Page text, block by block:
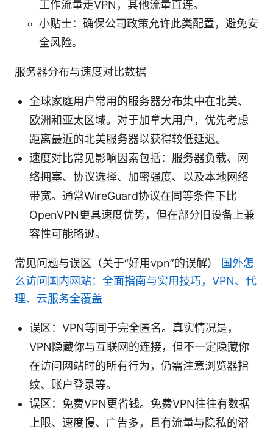
工作流量走VPN，其他流量直连。
小贴士：确保公司政策允许此类配置，避免安
全风险。
服务器分布与速度对比数据
全球家庭用户常用的服务器分布集中在北美、
欧洲和亚太区域。对于加拿大用户，优先考虑
距离最近的北美服务器以获得较低延迟。
速度对比常见影响因素包括：服务器负载、网
络拥塞、协议选择、加密强度、以及本地网络
带宽。通常WireGuard协议在同等条件下比
OpenVPN更具速度优势，但在部分旧设备上兼
容性可能略逊。
常见问题与误区（关于“好用vpn”的误解）
国外怎
么访问国内网站：全面指南与实用技巧，VPN、代
理、云服务全覆盖
误区：VPN等同于完全匿名。真实情况是，
VPN隐藏你与互联网的连接，但不一定隐藏你
在访问网站时的所有行为，仍需注意浏览器指
纹、账户登录等。
误区：免费VPN更省钱。免费VPN往往有数据
上限、速度慢、广告多，且有流量与隐私的潜